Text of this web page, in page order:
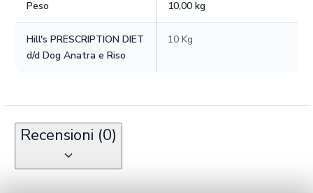
Peso 10,00 kg
Hill's PRESCRIPTION DIET
d/d Dog Anatra e Riso
10 Kg
Recensioni (0)